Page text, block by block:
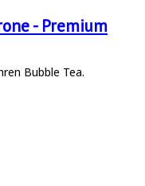
- Premium
Bubble Tea.